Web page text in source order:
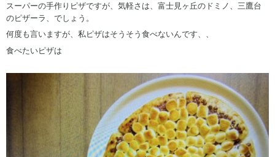
スーパーの手作りピザですが、気軽さは、富士見ヶ丘のドミノ、三鷹台
のピザーラ、でしょう。
何度も言いますが、私ピザはそうそう食べないんです、、
食べたいピザは